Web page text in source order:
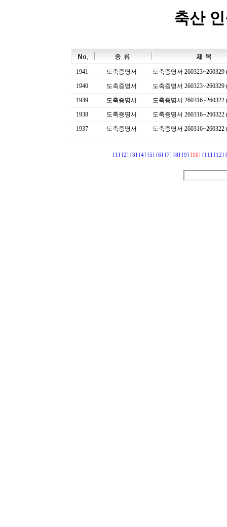
축산
1941 도축증명서
도축증명서 260323~260329
1940
도축증명서
도축증명서 260323~260329
1939
도축증명서
도축증명서 260316~260322
1938
도축증명서
도축증명서 260316~260322
1937
도축증명서 도축증명서 260316~260322
[1] [2] [3] [4] [5] [6] [7] [8] [9] [10] [11] [12]